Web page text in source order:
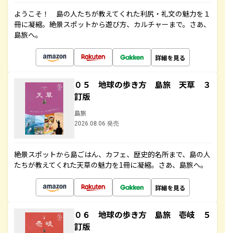
ようこそ！ 島の人たちが教えてくれた利尻・礼文の魅力を１
冊に凝縮。絶景スポットから遊び方、カルチャーまで。さあ、
島旅へ。
詳細を見る
０５ 地球の歩き方 島旅 天草 ３
訂版
島旅
2026.08.06 発売
絶景スポットから島ごはん、カフェ、歴史的名所まで、島の人
たちが教えてくれた天草の魅力を1冊に凝縮。さあ、島旅へ。
詳細を見る
０６ 地球の歩き方 島旅 壱岐 ５
訂版